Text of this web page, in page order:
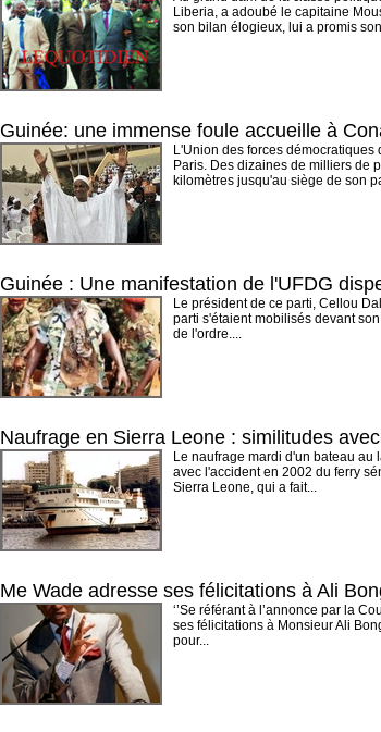
Liberia, a adoubé le capitaine
son bilan élogieux, lui a promis
Guinée: une immense foule accueille à
L'Union des forces
Paris. Des dizaines de milliers de
kilomètres jusqu'au siège de son
Guinée : Une manifestation de l'UFDG
Le président de ce parti, Cellou
parti s'étaient mobilisés devant
de l'ordre....
Naufrage en Sierra Leone : similitudes
Le naufrage mardi d'un bateau
avec l'accident en 2002 du ferry
Sierra Leone, qui a fait...
Me Wade adresse ses félicitations à Ali
‘’Se référant à l’annonce par la
ses félicitations à Monsieur Ali
pour...